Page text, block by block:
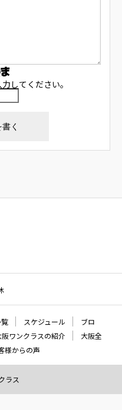
してください。
スケジュール
ブロ
阪ワンクラスの紹介
大阪全
様からの声
ラス